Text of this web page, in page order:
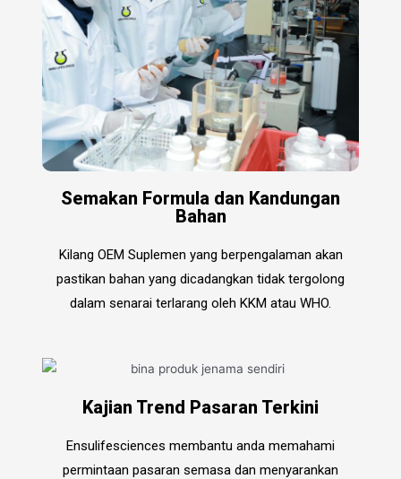
Semakan Formula dan Kandungan
Bahan
Kilang OEM Suplemen yang berpengalaman akan
pastikan bahan yang dicadangkan tidak tergolong
dalam senarai terlarang oleh KKM atau WHO.
Kajian Trend Pasaran Terkini
Ensulifesciences membantu anda memahami
permintaan pasaran semasa dan menyarankan